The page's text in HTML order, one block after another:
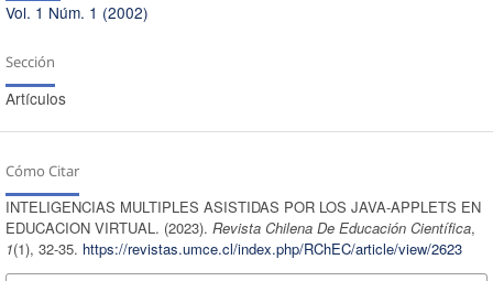
Vol. 1 Núm. 1 (2002)
Sección
Artículos
Cómo Citar
INTELIGENCIAS MULTIPLES ASISTIDAS POR LOS JAVA-APPLETS EN
EDUCACION VIRTUAL. (2023). Revista Chilena De Educación Científica,
1(1), 32-35. https://revistas.umce.cl/index.php/RChEC/article/view/2623